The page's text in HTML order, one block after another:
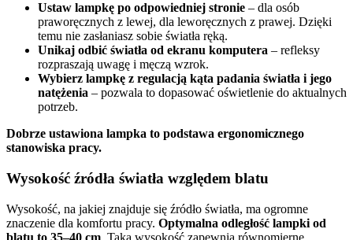
Ustaw lampkę po odpowiedniej stronie – dla osób
praworęcznych z lewej, dla leworęcznych z prawej. Dzięki
temu nie zasłaniasz sobie światła ręką.
Unikaj odbić światła od ekranu komputera – refleksy
rozpraszają uwagę i męczą wzrok.
Wybierz lampkę z regulacją kąta padania światła i jego
natężenia – pozwala to dopasować oświetlenie do aktualnych
potrzeb.
Dobrze ustawiona lampka to podstawa ergonomicznego
stanowiska pracy.
Wysokość źródła światła względem blatu
Wysokość, na jakiej znajduje się źródło światła, ma ogromne
znaczenie dla komfortu pracy. Optymalna odległość lampki od
blatu to 35–40 cm . Taka wysokość zapewnia równomierne